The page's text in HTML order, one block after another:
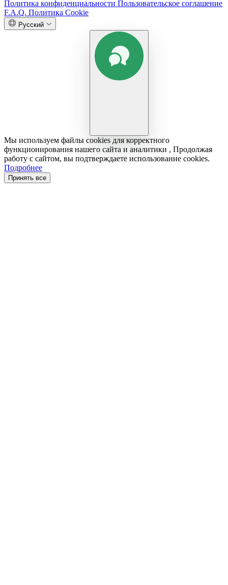
Политика конфиденциальности Пользовательское соглашение
F.A.Q. Политика Cookie
Русский
Мы используем файлы cookies для корректного
функционирования нашего сайта и аналитики , Продолжая
работу с сайтом, вы подтверждаете использование cookies.
Подробнее
Принять все